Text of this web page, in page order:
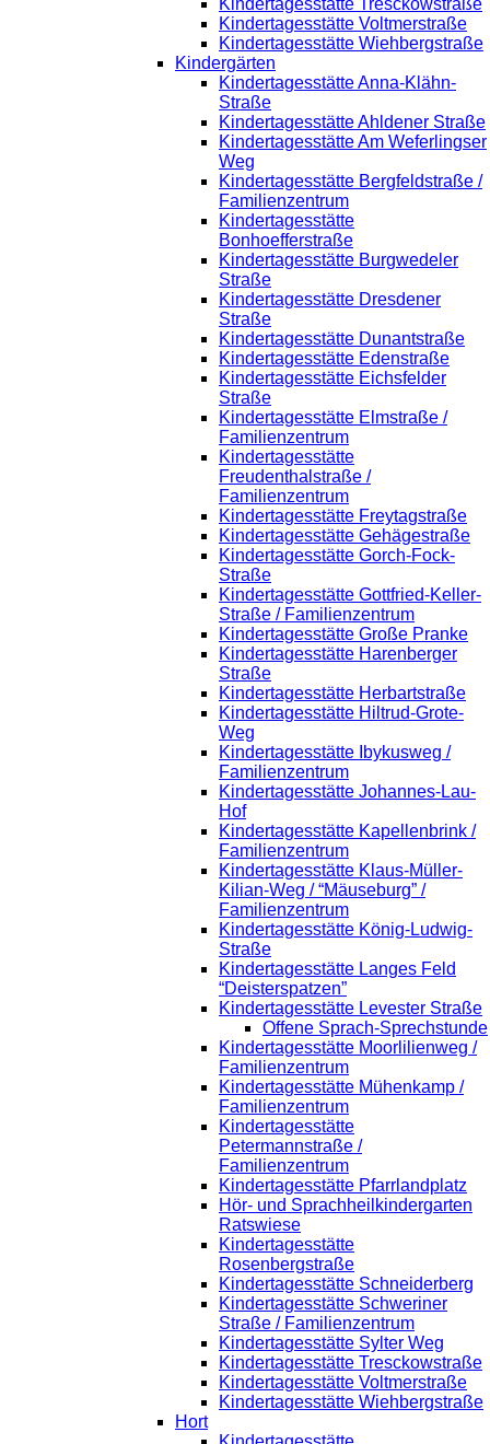
Kindertagesstätte Voltmerstraße
Kindertagesstätte Wiehbergstraße
Kindergärten
Kindertagesstätte Anna-Klähn-
Straße
Kindertagesstätte Ahldener Straße
Kindertagesstätte Am Weferlingser
Weg
Kindertagesstätte Bergfeldstraße /
Familienzentrum
Kindertagesstätte
Bonhoefferstraße
Kindertagesstätte Burgwedeler
Straße
Kindertagesstätte Dresdener
Straße
Kindertagesstätte Dunantstraße
Kindertagesstätte Edenstraße
Kindertagesstätte Eichsfelder
Straße
Kindertagesstätte Elmstraße /
Familienzentrum
Kindertagesstätte
Freudenthalstraße /
Familienzentrum
Kindertagesstätte Freytagstraße
Kindertagesstätte Gehägestraße
Kindertagesstätte Gorch-Fock-
Straße
Kindertagesstätte Gottfried-Keller-
Straße / Familienzentrum
Kindertagesstätte Große Pranke
Kindertagesstätte Harenberger
Straße
Kindertagesstätte Herbartstraße
Kindertagesstätte Hiltrud-Grote-
Weg
Kindertagesstätte Ibykusweg /
Familienzentrum
Kindertagesstätte Johannes-Lau-
Hof
Kindertagesstätte Kapellenbrink /
Familienzentrum
Kindertagesstätte Klaus-Müller-
Kilian-Weg / “Mäuseburg” /
Familienzentrum
Kindertagesstätte König-Ludwig-
Straße
Kindertagesstätte Langes Feld
“Deisterspatzen”
Kindertagesstätte Levester Straße
Offene Sprach-Sprechstunde
Kindertagesstätte Moorlilienweg /
Familienzentrum
Kindertagesstätte Mühenkamp /
Familienzentrum
Kindertagesstätte
Petermannstraße /
Familienzentrum
Kindertagesstätte Pfarrlandplatz
Hör- und Sprachheilkindergarten
Ratswiese
Kindertagesstätte
Rosenbergstraße
Kindertagesstätte Schneiderberg
Kindertagesstätte Schweriner
Straße / Familienzentrum
Kindertagesstätte Sylter Weg
Kindertagesstätte Tresckowstraße
Kindertagesstätte Voltmerstraße
Kindertagesstätte Wiehbergstraße
Hort